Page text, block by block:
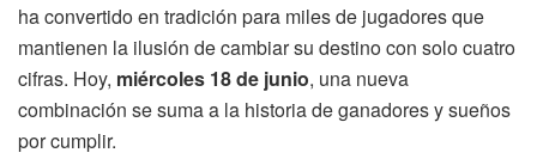
ha convertido en tradición para miles de jugadores que
mantienen la ilusión de cambiar su destino con solo cuatro
cifras. Hoy, miércoles 18 de junio, una nueva
combinación se suma a la historia de ganadores y sueños
por cumplir.